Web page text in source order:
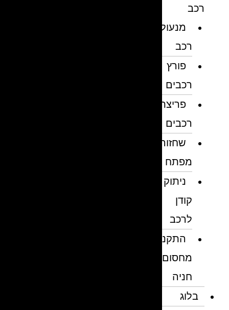
מנעולן
פורץ
רכבים
פריצת
רכבים
שחזור
מפתח
ניתוק
לרכב
התקנת
מחסום
חניה
בלוג